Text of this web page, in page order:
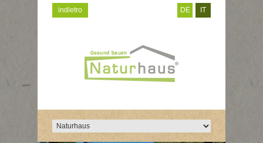
indietro DE IT